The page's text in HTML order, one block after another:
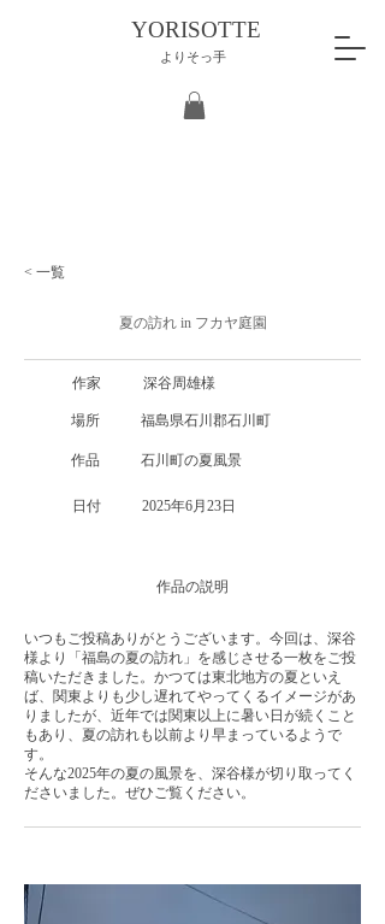
YORISOTTE
よりそっ手
< 一覧
夏の訪れ in フカヤ庭園
作家 深谷周雄様
場所 福島県石川郡石川町
作品 石川町の夏風景
日付 2025年6月23日
​作品の説明
いつもご投稿ありがとうございます。今回は、深谷
様より「福島の夏の訪れ」を感じさせる一枚をご投
稿いただきました。かつては東北地方の夏といえ
ば、関東よりも少し遅れてやってくるイメージがあ
りましたが、近年では関東以上に暑い日が続くこと
もあり、夏の訪れも以前より早まっているようで
す。
そんな2025年の夏の風景を、深谷様が切り取ってく
ださいました。ぜひご覧ください。